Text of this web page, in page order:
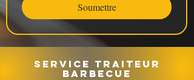
Soumettre
Service traiteur
barbecue